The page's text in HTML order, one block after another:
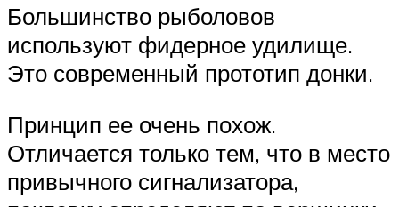
Большинство рыболовов
используют фидерное удилище.
Это современный прототип донки.
Принцип ее очень похож.
Отличается только тем, что в место
привычного сигнализатора,